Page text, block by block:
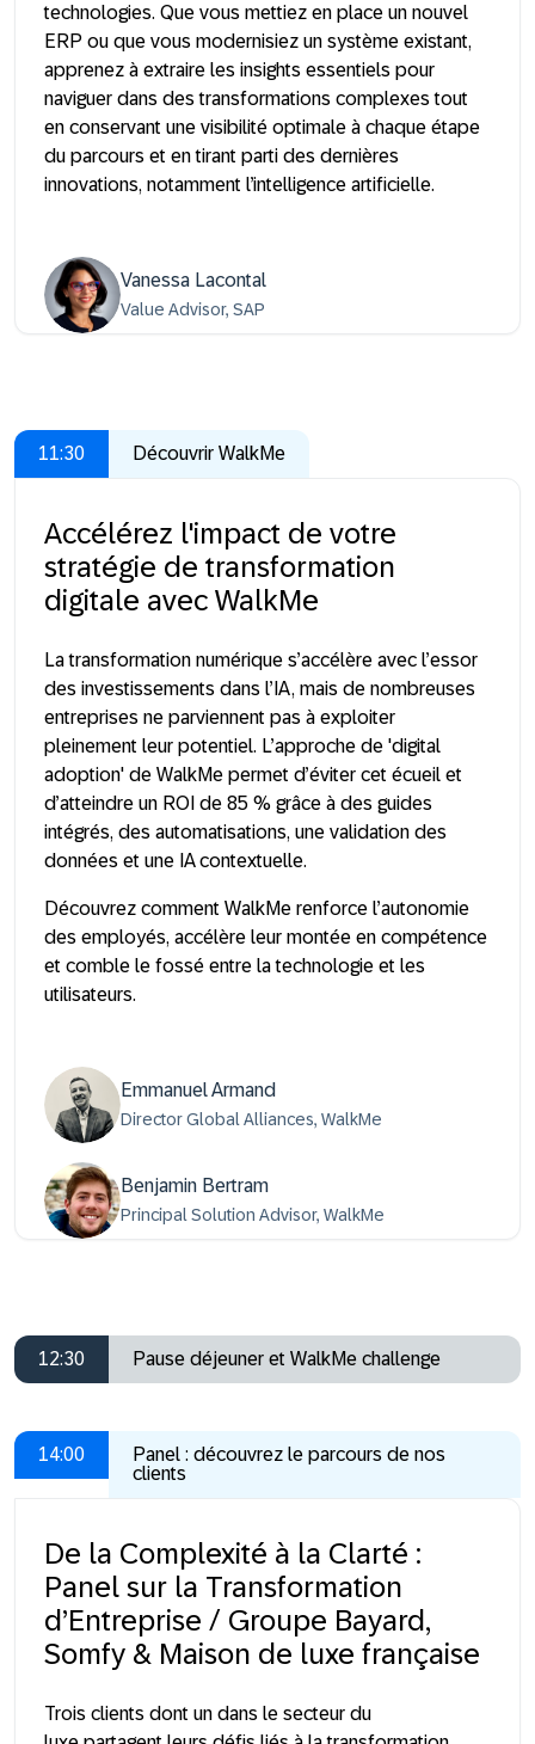
technologies. Que vous mettiez en place un nouvel
ERP ou que vous modernisiez un système existant,
apprenez à extraire les insights essentiels pour
naviguer dans des transformations complexes tout
en conservant une visibilité optimale à chaque étape
du parcours et en tirant parti des dernières
innovations, notamment l’intelligence artificielle.
Vanessa Lacontal
Value Advisor, SAP
11:30 Découvrir WalkMe
Accélérez l'impact de votre
stratégie de transformation
digitale avec WalkMe
La transformation numérique s’accélère avec l’essor
des investissements dans l’IA, mais de nombreuses
entreprises ne parviennent pas à exploiter
pleinement leur potentiel. L’approche de 'digital
adoption' de WalkMe permet d’éviter cet écueil et
d’atteindre un ROI de 85 % grâce à des guides
intégrés, des automatisations, une validation des
données et une IA contextuelle.
Découvrez comment WalkMe renforce l’autonomie
des employés, accélère leur montée en compétence
et comble le fossé entre la technologie et les
utilisateurs.
Emmanuel Armand
Director Global Alliances, WalkMe
Benjamin Bertram
Principal Solution Advisor, WalkMe
12:30 Pause déjeuner et WalkMe challenge
14:00
Panel : découvrez le parcours de nos
clients
De la Complexité à la Clarté :
Panel sur la Transformation
d’Entreprise / Groupe Bayard,
Somfy & Maison de luxe française
Trois clients dont un dans le secteur du